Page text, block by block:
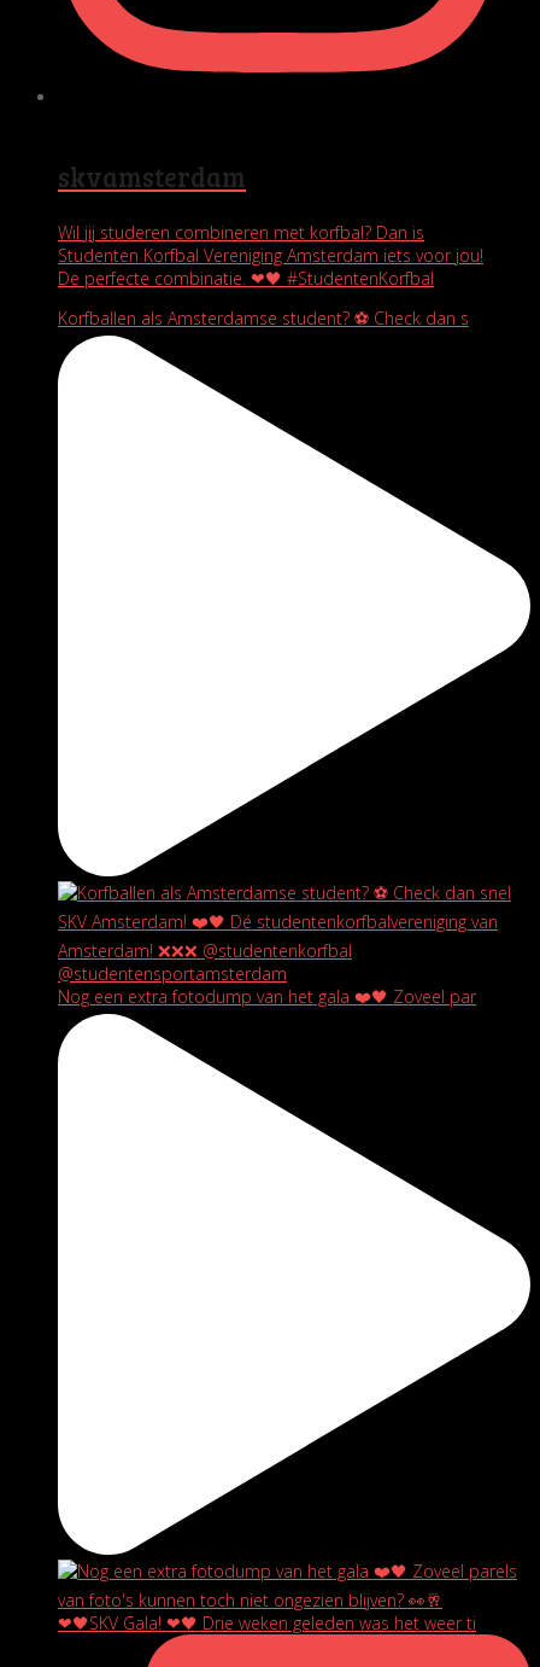
skvamsterdam
Wil jij studeren combineren met korfbal? Dan is
Studenten Korfbal Vereniging Amsterdam iets voor jou!
De perfecte combinatie. ❤🖤 #StudentenKorfbal
Korfballen als Amsterdamse student? ⚽️ Check dan s
Nog een extra fotodump van het gala ❤️🖤 Zoveel par
❤🖤SKV Gala! ❤🖤 Drie weken geleden was het weer ti